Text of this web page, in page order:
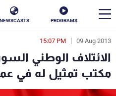
PROGRAMS
NEWSCASTS
09 Aug 2013
15:07 PM
الائتلاف الوطني
مكتب تمثيل له في
en
الأخبار
سياسة